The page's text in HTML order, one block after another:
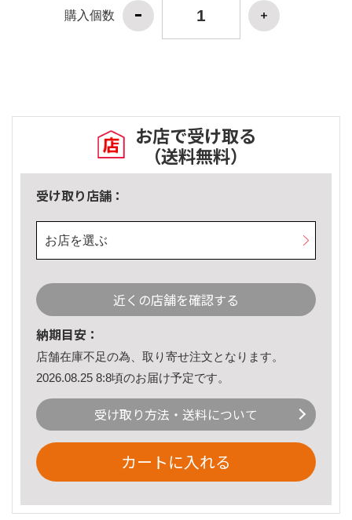
購入個数
お店で受け取る
（送料無料）
受け取り店舗：
お店を選ぶ
近くの店舗を確認する
納期目安：
店舗在庫不足の為、取り寄せ注文となります。
2026.08.25 8:8頃のお届け予定です。
受け取り方法・送料について
カートに入れる